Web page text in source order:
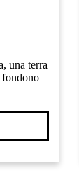
una terra
fondono